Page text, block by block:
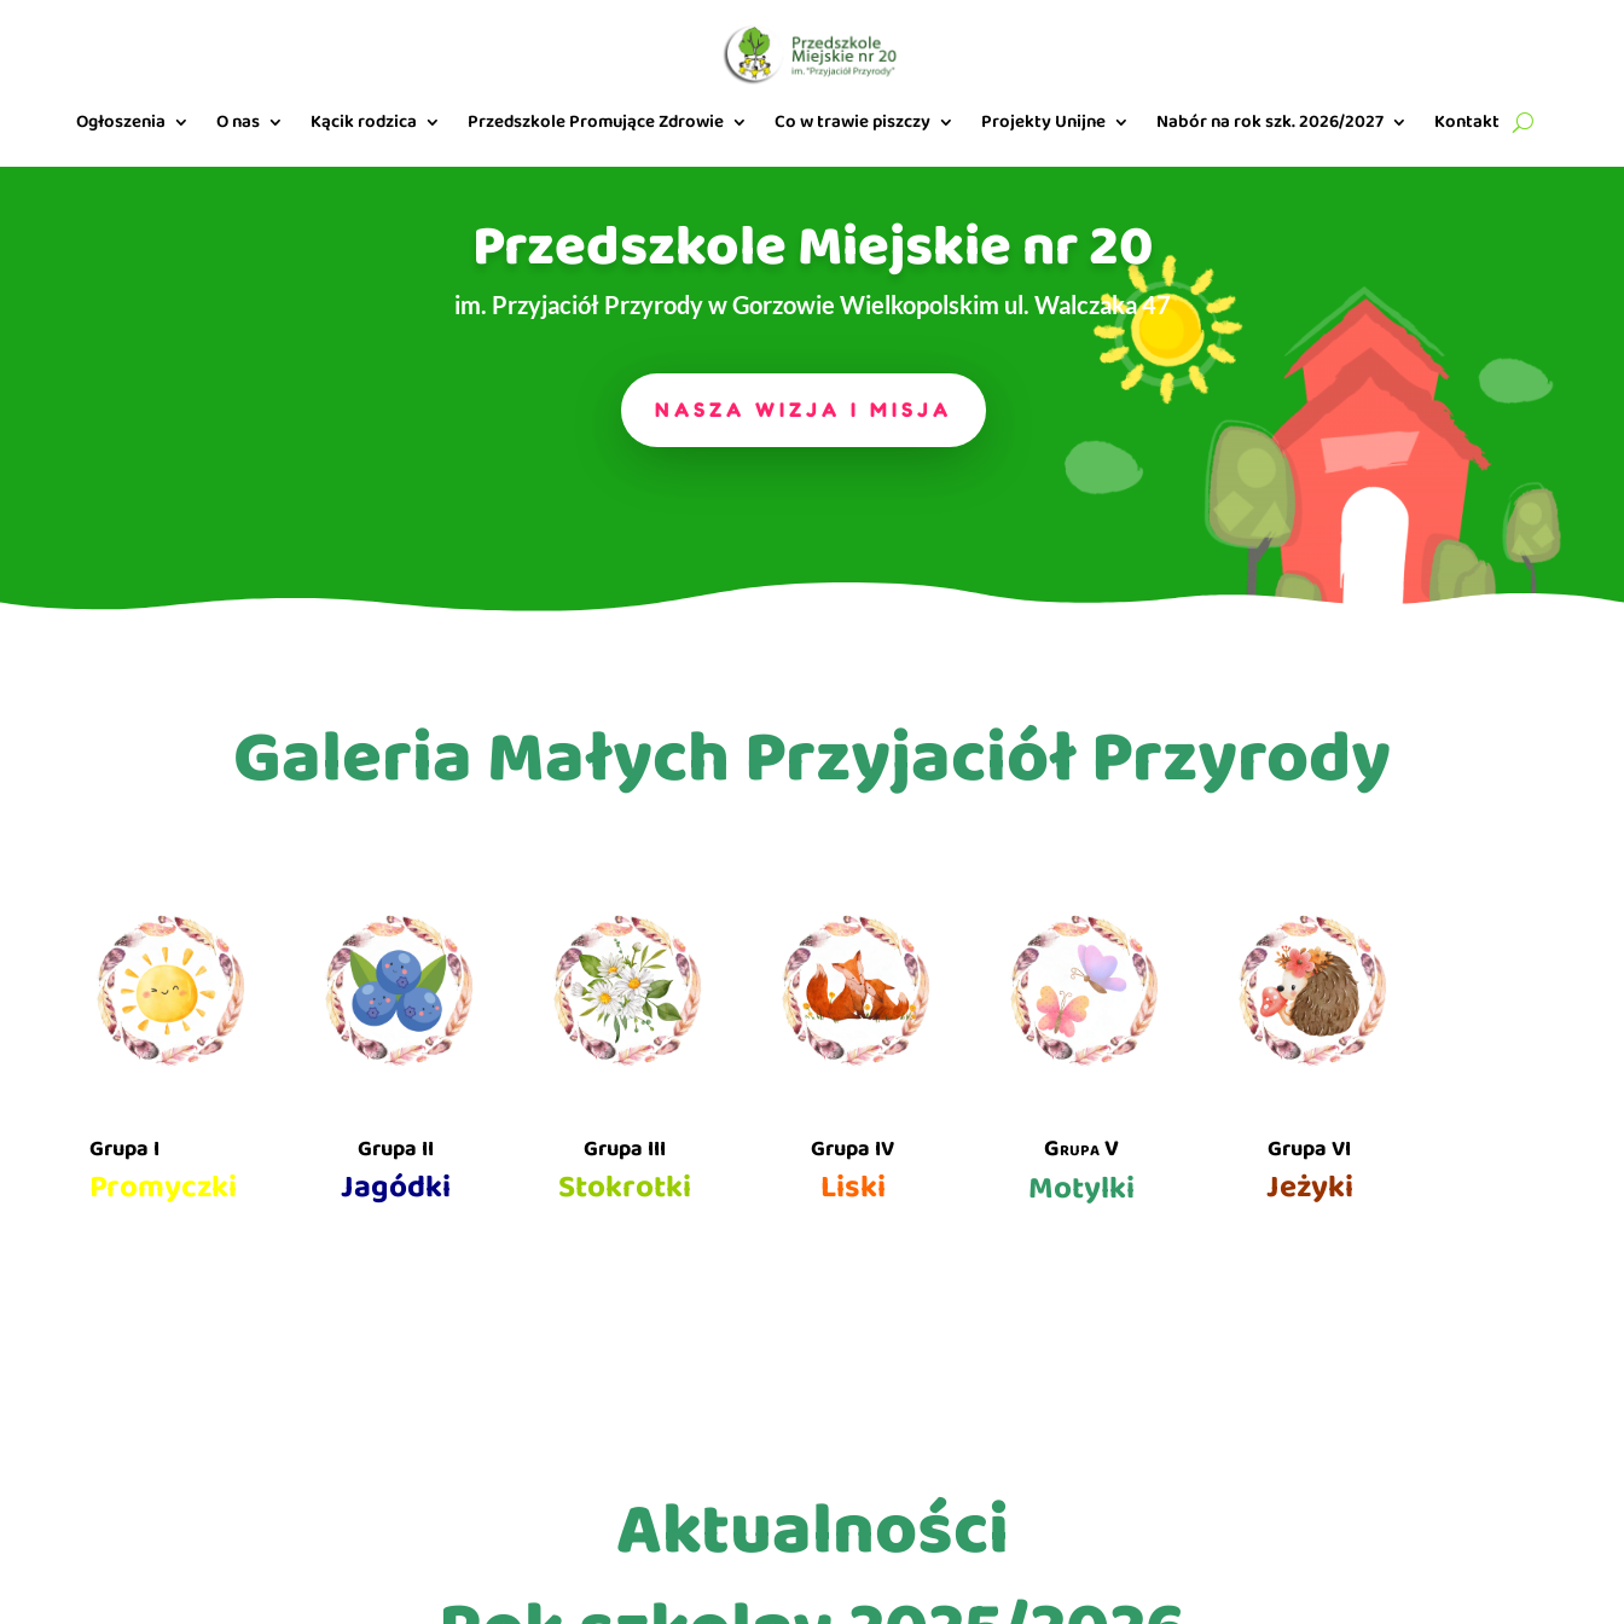
Ogłoszenia O nas Kącik rodzica Przedszkole Promujące Zdrowie Co w trawie piszczy Projekty Unijne Nabór na rok szk. 2026/2027 Kontakt
Przedszkole Miejskie nr 20
im. Przyjaciół Przyrody w Gorzowie Wielkopolskim ul. Walczaka 47
NASZA WIZJA I MISJA
Galeria Małych Przyjaciół Przyrody
Grupa I
Promyczki
Grupa II
Jagódki
Grupa III
Stokrotki
Grupa IV
Liski
Grupa V
Motylki
Grupa VI
Jeżyki
Aktualności